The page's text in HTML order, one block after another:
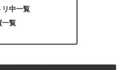
リ中一覧
一覧